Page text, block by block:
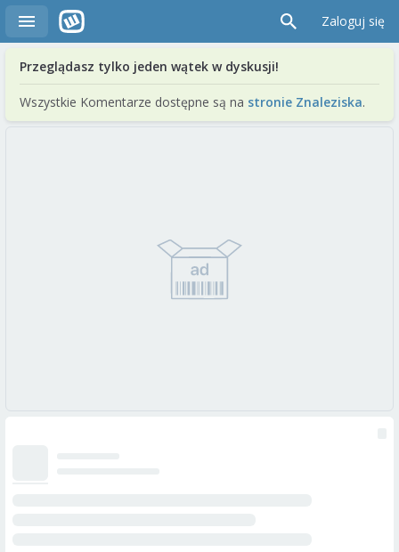
Zaloguj się
Przeglądasz tylko jeden wątek w dyskusji!
Wszystkie Komentarze dostępne są na stronie Znaleziska.